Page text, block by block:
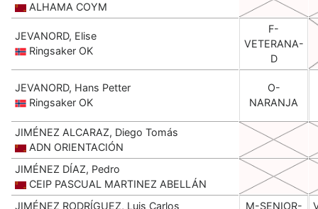
ALHAMA COYM
JEVANORD, Elise
Ringsaker OK
F-
VETERANA-
D
JEVANORD, Hans Petter
Ringsaker OK
O-
NARANJA
JIMÉNEZ ALCARAZ, Diego Tomás
ADN ORIENTACIÓN
JIMÉNEZ DÍAZ, Pedro
CEIP PASCUAL MARTINEZ ABELLÁN
JIMÉNEZ RODRÍGUEZ, Luis Carlos
M-SENIOR-